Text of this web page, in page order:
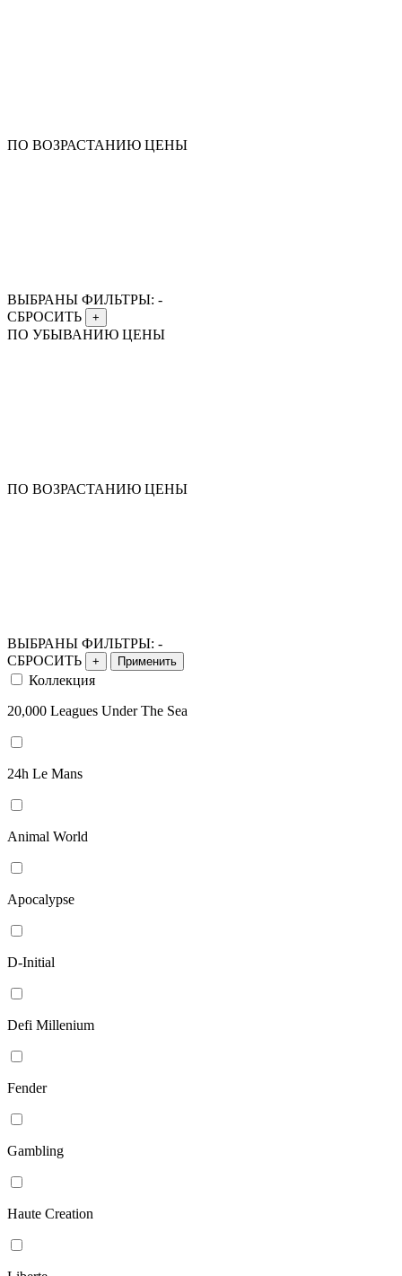
ПО ВОЗРАСТАНИЮ ЦЕНЫ
ВЫБРАНЫ ФИЛЬТРЫ: -
СБРОСИТЬ
+
ПО УБЫВАНИЮ ЦЕНЫ
ПО ВОЗРАСТАНИЮ ЦЕНЫ
ВЫБРАНЫ ФИЛЬТРЫ: -
СБРОСИТЬ
+ Применить
Коллекция
20,000 Leagues Under The Sea
24h Le Mans
Animal World
Apocalypse
D-Initial
Defi Millenium
Fender
Gambling
Haute Creation